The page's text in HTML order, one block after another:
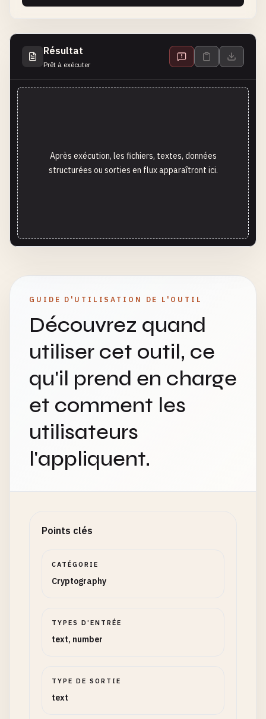
Résultat
Prêt à exécuter
Après exécution, les fichiers, textes, données
structurées ou sorties en flux apparaîtront ici.
GUIDE D'UTILISATION DE L'OUTIL
Découvrez quand
utiliser cet outil, ce
qu'il prend en charge
et comment les
utilisateurs
l'appliquent.
Points clés
CATÉGORIE
Cryptography
TYPES D’ENTRÉE
text, number
TYPE DE SORTIE
text